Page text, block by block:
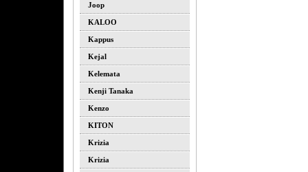
Joop
KALOO
Kappus
Kejal
Kelemata
Kenji Tanaka
Kenzo
KITON
Krizia
Krizia